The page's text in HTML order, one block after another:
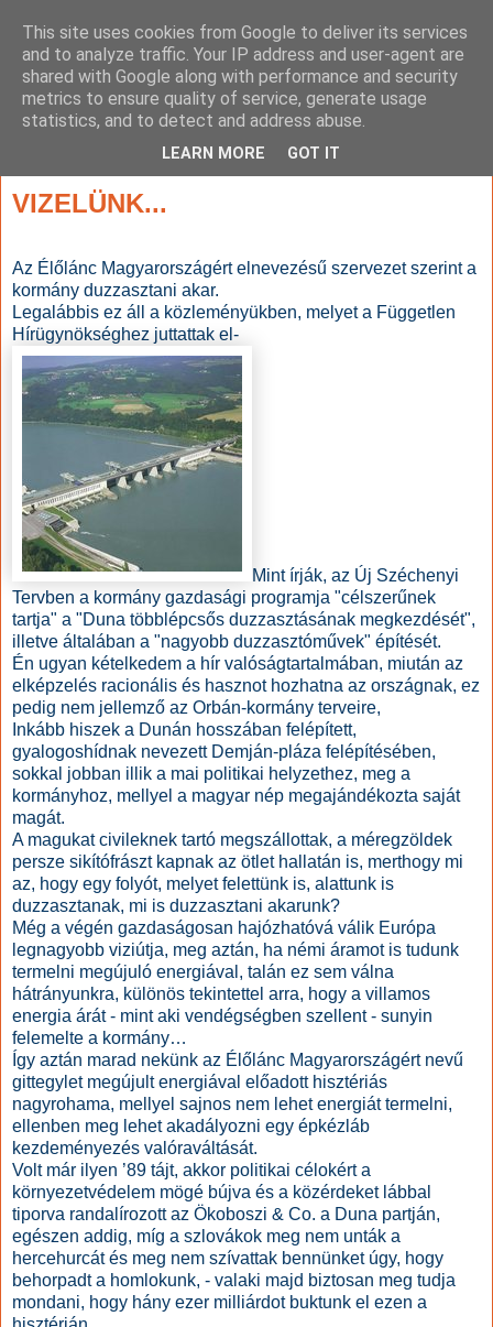
VIZELÜNK...
Az Élőlánc Magyarországért elnevezésű szervezet szerint a
kormány duzzasztani akar.
Legalábbis ez áll a közleményükben, melyet a Független
Hírügynökséghez juttattak el-
Mint írják, az Új Széchenyi
Tervben a kormány gazdasági programja "célszerűnek
tartja" a "Duna többlépcsős duzzasztásának megkezdését",
illetve általában a "nagyobb duzzasztóművek" építését.
Én ugyan kételkedem a hír valóságtartalmában, miután az
elképzelés racionális és hasznot hozhatna az országnak, ez
pedig nem jellemző az Orbán-kormány terveire,
Inkább hiszek a Dunán hosszában felépített,
gyalogoshídnak nevezett Demján-pláza felépítésében,
sokkal jobban illik a mai politikai helyzethez, meg a
kormányhoz, mellyel a magyar nép megajándékozta saját
magát.
A magukat civileknek tartó megszállottak, a méregzöldek
persze sikítófrászt kapnak az ötlet hallatán is, merthogy mi
az, hogy egy folyót, melyet felettünk is, alattunk is
duzzasztanak, mi is duzzasztani akarunk?
Még a végén gazdaságosan hajózhatóvá válik Európa
legnagyobb viziútja, meg aztán, ha némi áramot is tudunk
termelni megújuló energiával, talán ez sem válna
hátrányunkra, különös tekintettel arra, hogy a villamos
energia árát - mint aki vendégségben szellent - sunyin
felemelte a kormány…
Így aztán marad nekünk az Élőlánc Magyarországért nevű
gittegylet megújult energiával előadott hisztériás
nagyrohama, mellyel sajnos nem lehet energiát termelni,
ellenben meg lehet akadályozni egy épkézláb
kezdeményezés valóraváltását.
Volt már ilyen ’89 tájt, akkor politikai célokért a
környezetvédelem mögé bújva és a közérdeket lábbal
tiporva randalírozott az Ökoboszi & Co. a Duna partján,
egészen addig, míg a szlovákok meg nem unták a
hercehurcát és meg nem szívattak bennünket úgy, hogy
behorpadt a homlokunk, - valaki majd biztosan meg tudja
mondani, hogy hány ezer milliárdot buktunk el ezen a
This site uses cookies from Google to deliver its services
and to analyze traffic. Your IP address and user-agent are
shared with Google along with performance and security
metrics to ensure quality of service, generate usage
statistics, and to detect and address abuse.
LEARN MORE GOT IT